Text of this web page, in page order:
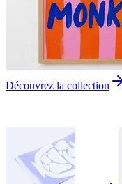
Découvrez la collection